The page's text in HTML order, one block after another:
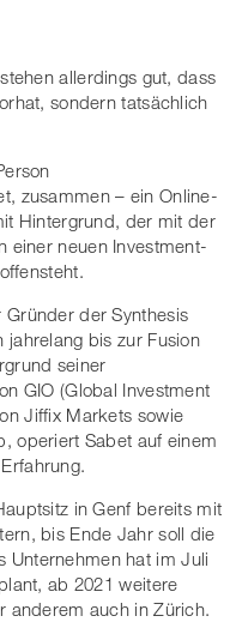
allerdings gut, dass
sondern tatsächlich
zusammen – ein Online-
Hintergrund, der mit der
einer neuen Investment-
der Synthesis
jahrelang bis zur Fusion
seiner
GIO (Global Investment
Jiffix Markets sowie
operiert Sabet auf einem
in Genf bereits mit
bis Ende Jahr soll die
Unternehmen hat im Juli
ab 2021 weitere
anderem auch in Zürich.